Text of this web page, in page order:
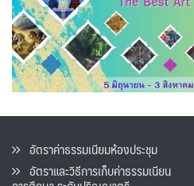
อัตราค่าธรรมเนียมห้องประชุม
อัตราและวิธีการเก็บค่าธรรมเนียน